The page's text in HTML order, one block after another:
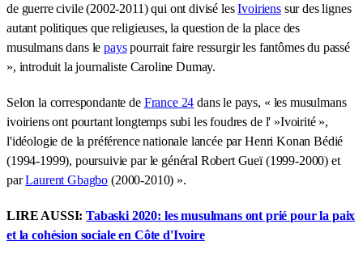
de guerre civile (2002-2011) qui ont divisé lesIvoirienssur des lignes
autant politiques que religieuses, la question de la place des
musulmans dans lepayspourrait faire ressurgir les fantômes du passé
», introduit la journaliste Caroline Dumay.
Selon la correspondante de France 24 dans le pays, « les musulmans
ivoiriens ont pourtant longtemps subi les foudres de l' »Ivoirité »,
l'idéologie de la préférence nationale lancée par Henri Konan Bédié
(1994-1999), poursuivie par le général Robert Gueï (1999-2000) et
parLaurent Gbagbo (2000-2010) ».
LIRE AUSSI:Tabaski 2020: les musulmans ont prié pour la paix
et la cohésion sociale en Côte d'Ivoire